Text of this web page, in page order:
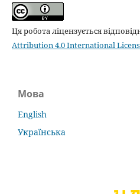
Ця робота ліцензується
Attribution 4.0 International
Мова
English
Українська